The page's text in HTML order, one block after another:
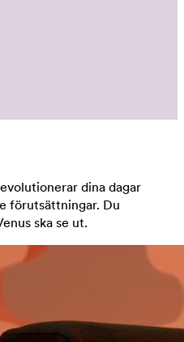
dina dagar
förutsättningar. Du
ska se ut.